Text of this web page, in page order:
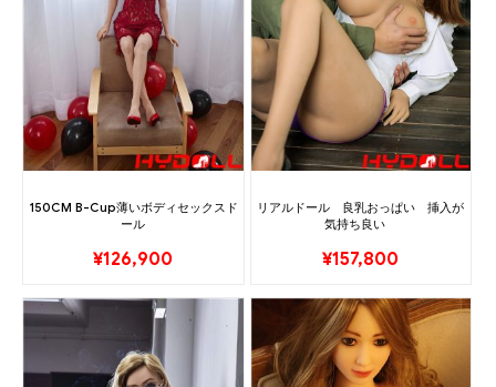
150CM B-Cup薄いボディセックスド
ール
¥126,900
リアルドール 良乳おっぱい 挿入が
気持ち良い
¥157,800